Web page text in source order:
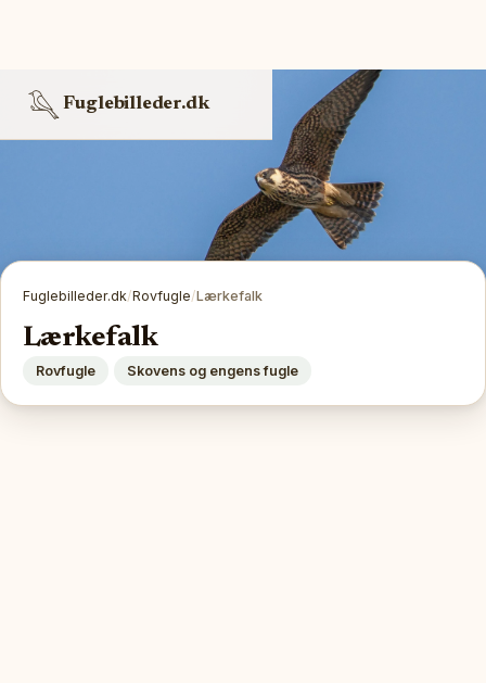
Fuglebilleder.dk
Fuglebilleder.dk/Rovfugle/Lærkefalk
Lærkefalk
Rovfugle Skovens og engens fugle